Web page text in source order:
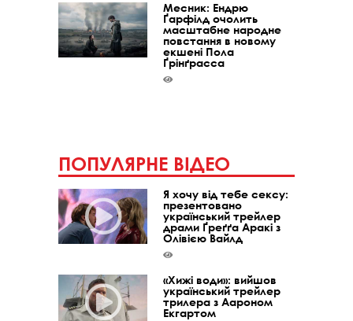
Месник: Ендрю
Ґарфілд очолить
масштабне народне
повстання в новому
екшені Пола
Ґрінґрасса
ПОПУЛЯРНЕ ВІДЕО
Я хочу від тебе сексу:
презентовано
український трейлер
драми Ґреґґа Аракі з
Олівією Вайлд
«Хижі води»: вийшов
український трейлер
трилера з Аароном
Екгартом